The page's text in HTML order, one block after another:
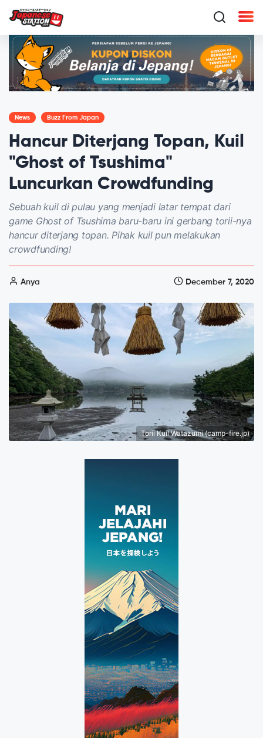
News Buzz From Japan
Hancur Diterjang Topan, Kuil
"Ghost of Tsushima"
Luncurkan Crowdfunding
Sebuah kuil di pulau yang menjadi latar tempat dari
game Ghost of Tsushima baru-baru ini gerbang torii-nya
hancur diterjang topan. Pihak kuil pun melakukan
crowdfunding!
Anya December 7, 2020
Torii Kuil Watazumi (camp-fire.jp)